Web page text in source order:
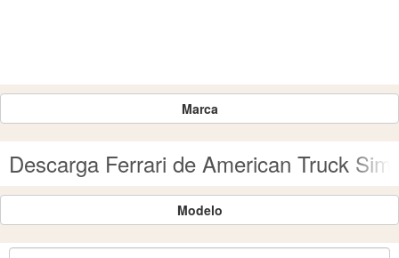
Marca
Descarga Ferrari de American Truck
Modelo